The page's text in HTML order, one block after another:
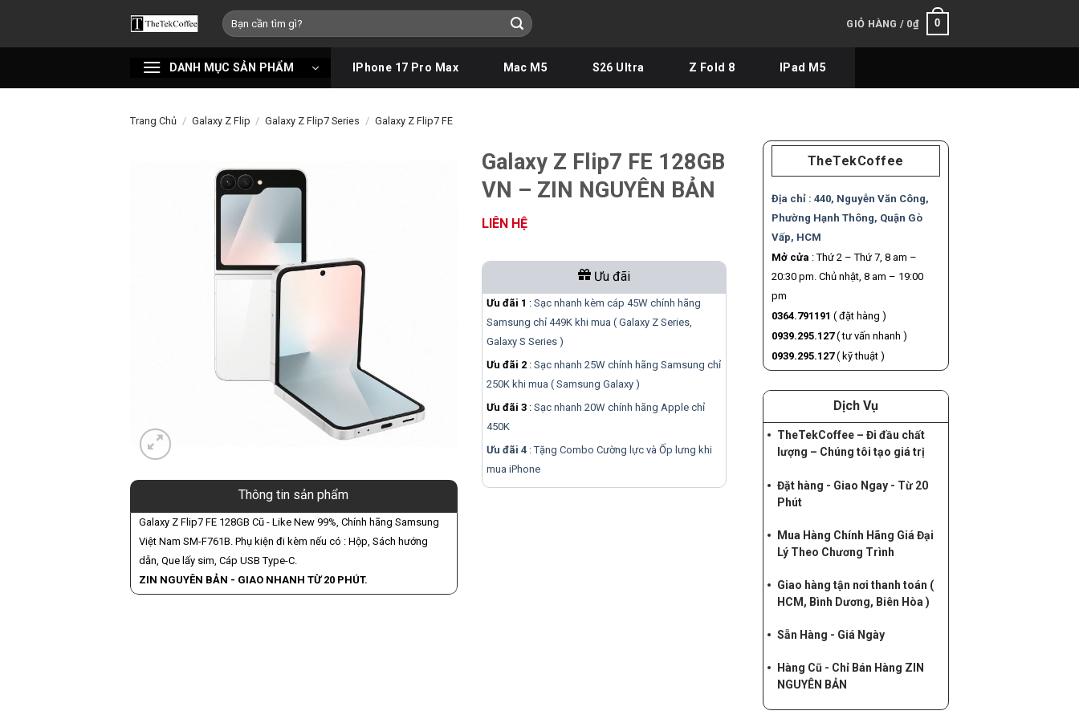
nội
Tìm
kiếm:
GIỎ HÀNG / 0₫ 0
DANH MỤC SẢN PHẨM IPhone 17 Pro Max Mac M5 S26 Ultra Z Fold 8 IPad M5
Trang Chủ / Galaxy Z Flip / Galaxy Z Flip7 Series / Galaxy Z Flip7 FE
Thông tin sản phẩm
Galaxy Z Flip7 FE 128GB Cũ - Like New 99%, Chính hãng Samsung
Việt Nam SM-F761B. Phụ kiện đi kèm nếu có : Hộp, Sách hướng
dẫn, Que lấy sim, Cáp USB Type-C.
ZIN NGUYÊN BẢN - GIAO NHANH TỪ 20 PHÚT.
Galaxy Z Flip7 FE 128GB
VN – ZIN NGUYÊN BẢN
LIÊN HỆ
Ưu đãi
Ưu đãi 1 : Sạc nhanh kèm cáp 45W chính hãng
Samsung chỉ 449K khi mua ( Galaxy Z Series,
Galaxy S Series )
Ưu đãi 2: Sạc nhanh 25W chính hãng Samsung chỉ
250K khi mua ( Samsung Galaxy )
Ưu đãi 3: Sạc nhanh 20W chính hãng Apple chỉ
450K
Ưu đãi 4: Tặng Combo Cường lực và Ốp lưng khi
mua iPhone
TheTekCoffee
Địa chỉ : 440, Nguyễn Văn Công,
Phường Hạnh Thông, Quận Gò
Vấp, HCM
Mở cửa : Thứ 2 – Thứ 7, 8 am –
20:30 pm. Chủ nhật, 8 am – 19:00
pm
0364.791191 ( đặt hàng )
0939.295.127( tư vấn nhanh )
0939.295.127( kỹ thuật )
Dịch Vụ
TheTekCoffee – Đi đầu chất
lượng – Chúng tôi tạo giá trị
Đặt hàng - Giao Ngay - Từ 20
Phút
Mua Hàng Chính Hãng Giá Đại
Lý Theo Chương Trình
Giao hàng tận nơi thanh toán (
HCM, Bình Dương, Biên Hòa )
Sẵn Hàng - Giá Ngày
Hàng Cũ - Chỉ Bán Hàng ZIN
NGUYÊN BẢN